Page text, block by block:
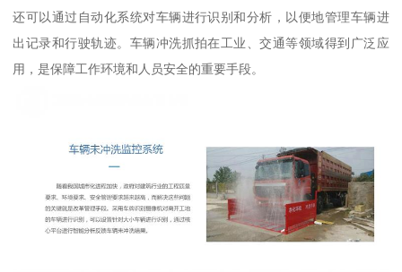
还可以通过自动化系统对车辆进行识别和分析，以便地管理车辆进
出记录和行驶轨迹。车辆冲洗抓拍在工业、交通等领域得到广泛应
用，是保障工作环境和人员安全的重要手段。